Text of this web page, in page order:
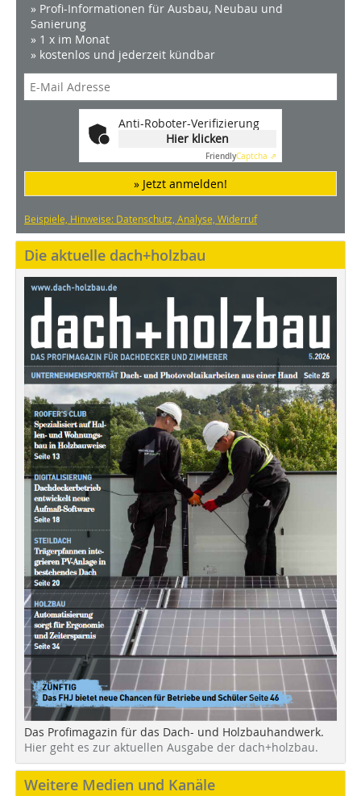
» Profi-Informationen für Ausbau, Neubau und
Sanierung
» 1 x im Monat
» kostenlos und jederzeit kündbar
Anti-Roboter-Verifizierung
Hier klicken
FriendlyCaptcha ⇗
» Jetzt anmelden!
Beispiele, Hinweise: Datenschutz, Analyse, Widerruf
Die aktuelle dach+holzbau
Das Profimagazin für das Dach- und Holzbauhandwerk.
Hier geht es zur aktuellen Ausgabe der dach+holzbau.
Weitere Medien und Kanäle